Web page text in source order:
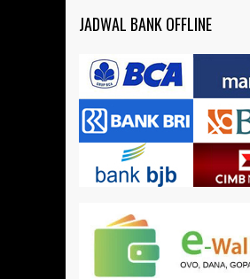
JADWAL BANK OFFLINE